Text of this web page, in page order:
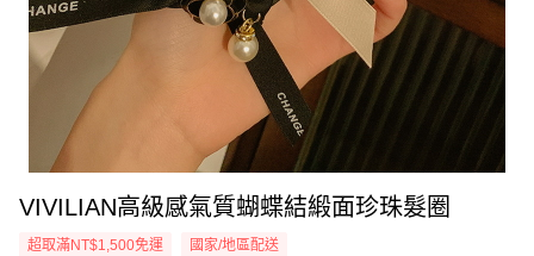
VIVILIAN高級感氣質蝴蝶結緞面珍珠髮圈
超取滿NT$1,500免運 國家/地區配送